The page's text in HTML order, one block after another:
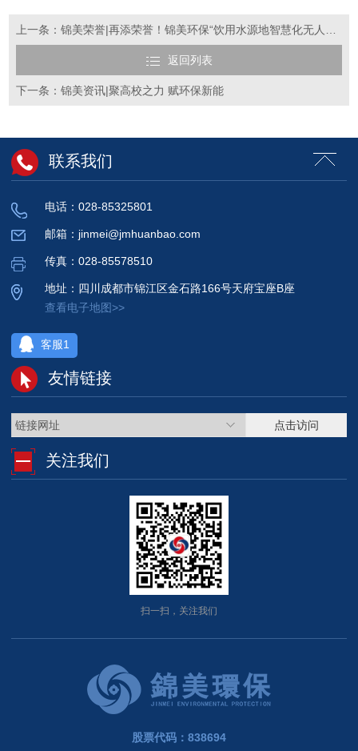
返回列表
下一条：锦美资讯|聚高校之力 赋环保新能
联系我们
电话：028-85325801
邮箱：jinmei@jmhuanbao.com
传真：028-85578510
地址：四川成都市锦江区金石路166号天府宝座B座
查看电子地图>>
客服1
友情链接
链接网址 点击访问
关注我们
扫一扫，关注我们
股票代码：838694